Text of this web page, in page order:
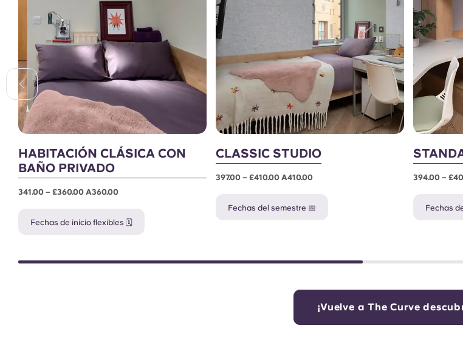
HABITACIÓN CLÁSICA CON
BAÑO PRIVADO
341.00 – £360.00 A360.00
Fechas de inicio flexibles 🗓️
CLASSIC STUDIO
397.00 – £410.00 A410.00
Fechas del semestre 📅
394.00 –
Fechas
¡Vuelve a The Curve